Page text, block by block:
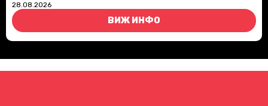
28.08.2026
ВИЖ ИНФО